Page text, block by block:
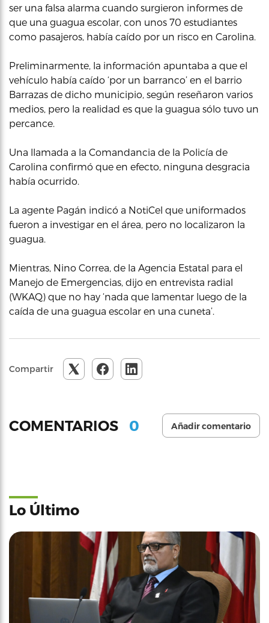
ser una falsa alarma cuando surgieron informes de
que una guagua escolar, con unos 70 estudiantes
como pasajeros, había caído por un risco en Carolina.
Preliminarmente, la información apuntaba a que el
vehículo había caído ‘por un barranco’ en el barrio
Barrazas de dicho municipio, según reseñaron varios
medios, pero la realidad es que la guagua sólo tuvo un
percance.
Una llamada a la Comandancia de la Policía de
Carolina confirmó que en efecto, ninguna desgracia
había ocurrido.
La agente Pagán indicó a NotiCel que uniformados
fueron a investigar en el área, pero no localizaron la
guagua.
Mientras, Nino Correa, de la Agencia Estatal para el
Manejo de Emergencias, dijo en entrevista radial
(WKAQ) que no hay ‘nada que lamentar luego de la
caída de una guagua escolar en una cuneta’.
Compartir
COMENTARIOS 0 Añadir comentario
Lo Último